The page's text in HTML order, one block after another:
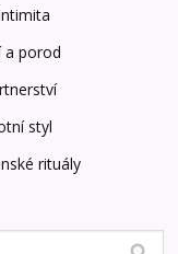
a porod
styl
rituály